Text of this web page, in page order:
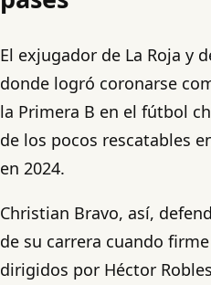
El exjugador de La Roja y
donde logró coronarse
la Primera B en el fútbol
de los pocos rescatables
en 2024.
Christian Bravo, así,
de su carrera cuando
dirigidos por Héctor